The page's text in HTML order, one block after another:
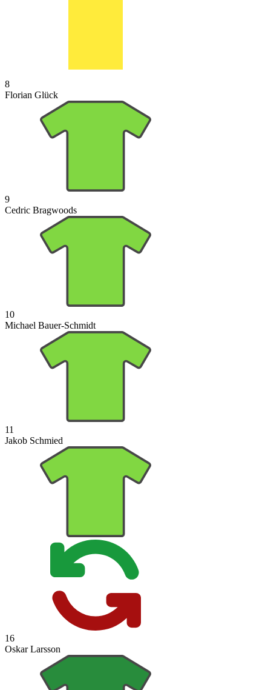
8
Florian Glück
9
Cedric Bragwoods
10
Michael Bauer-Schmidt
11
Jakob Schmied
16
Oskar Larsson